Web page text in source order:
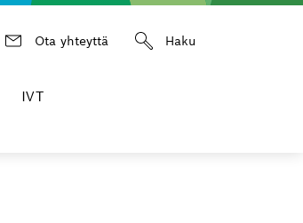
Ota yhteyttä Haku
IVT